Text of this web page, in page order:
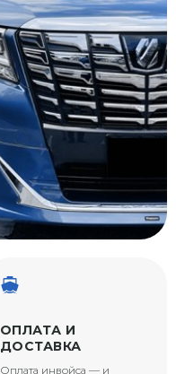
ОПЛАТА И
ДОСТАВКА
Оплата инвойса — и